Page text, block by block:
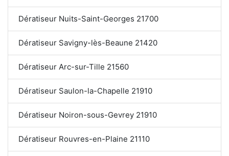
Dératiseur Nuits-Saint-Georges 21700
Dératiseur Savigny-lès-Beaune 21420
Dératiseur Arc-sur-Tille 21560
Dératiseur Saulon-la-Chapelle 21910
Dératiseur Noiron-sous-Gevrey 21910
Dératiseur Rouvres-en-Plaine 21110